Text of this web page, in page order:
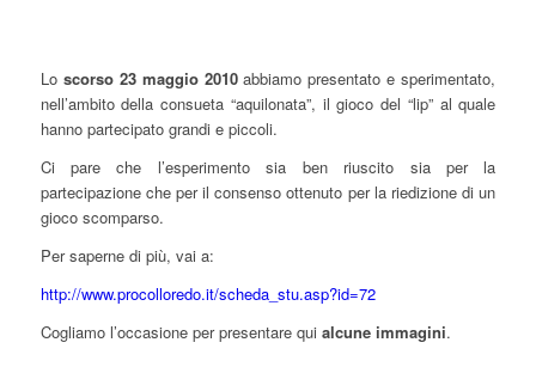
Lo scorso 23 maggio 2010abbiamo presentato e sperimentato,
nell’ambito della consueta “aquilonata”, il gioco del “lip” al quale
hanno partecipato grandi e piccoli.
Ci pare che l’esperimento sia ben riuscito sia per la
partecipazione che per il consenso ottenuto per la riedizione di un
gioco scomparso.
Per saperne di più, vai a:
http://www.procolloredo.it/scheda_stu.asp?id=72
Cogliamo l’occasione per presentare qui alcune immagini.